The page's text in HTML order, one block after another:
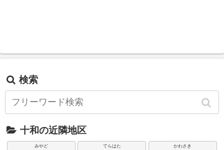
検索
十和の近隣地区
みやど てらはた かわさき